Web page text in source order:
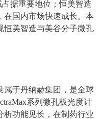
据重要地位；恒美智造
在国内市场快速成长。本
恒美智造与美谷分子微孔
属于丹纳赫集团，是全球
系列微孔板光度计
析功能见长，在制药行业